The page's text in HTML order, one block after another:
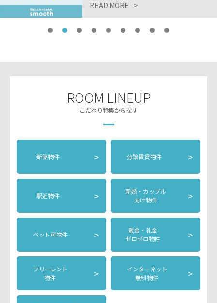
READ MORE >
ROOM LINEUP
こだわり特集から探す
新築物件 > 分譲賃貸物件 >
駅近物件 >
新婚・カップル
向け物件
>
ペット可物件 >
敷金・礼金
ゼロゼロ物件
>
フリーレント
物件
>
インターネット
無料物件
>